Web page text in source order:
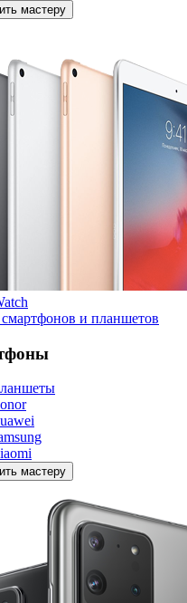
мастеру
и планшетов
мастеру